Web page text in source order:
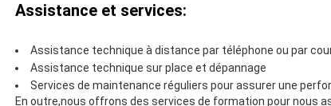
Assistance et services:
Assistance technique à distance par téléphone ou par
Assistance technique sur place et dépannage
Services de maintenance réguliers pour assurer une
En outre,nous offrons des services de formation pour nous